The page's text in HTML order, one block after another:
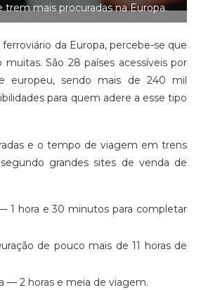
trem mais procuradas na Europa.
da Europa, percebe-se que
muitas. São 28 países acessíveis por
europeu, sendo mais de 240 mil
para quem adere a esse tipo
e o tempo de viagem em trens
grandes sites de venda de
1 hora e 30 minutos para completar
de pouco mais de 11 horas de
— 2 horas e meia de viagem.